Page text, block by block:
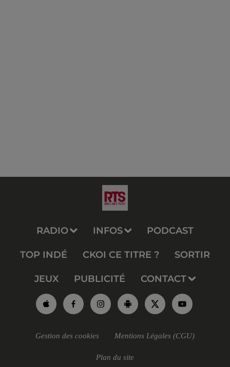
RADIO INFOS PODCAST
TOP INDÉ CKOI CE TITRE ? SORTIR
JEUX PUBLICITÉ CONTACT
Gestion des cookies Mentions Légales (CGU)
Plan du site